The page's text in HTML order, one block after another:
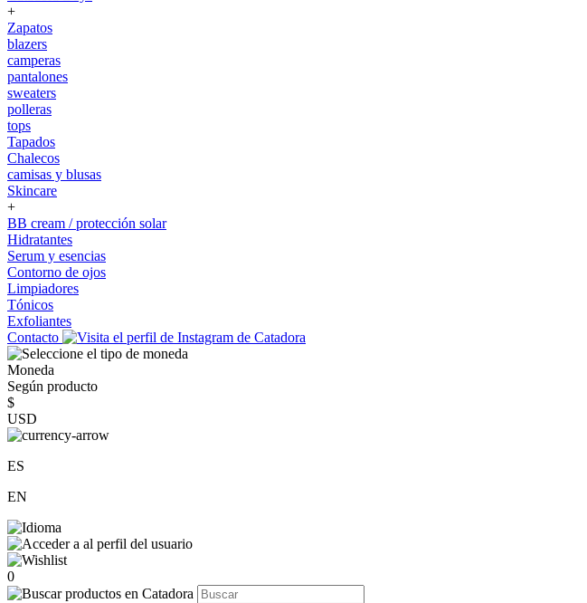
+
Zapatos
blazers
camperas
pantalones
sweaters
polleras
tops
Tapados
Chalecos
camisas y blusas
Skincare
+
BB cream / protección solar
Hidratantes
Serum y esencias
Contorno de ojos
Limpiadores
Tónicos
Exfoliantes
Contacto
Moneda
Según producto
$
USD
ES
EN
0